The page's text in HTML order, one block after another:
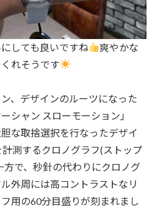
しても良いですね
爽やかな
れそうです
、デザインのルーツになった
シャン スローモーション」
な取捨選択を行なったデザイ
測するクロノグラフ(ストップ
方で、秒針の代わりにクロノグ
外周には高コントラストなリ
用の60分目盛りが刻まれまし